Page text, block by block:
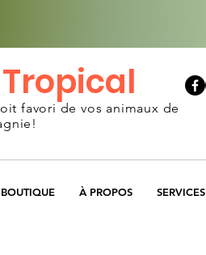
Tropical
favori de vos animaux de
BOUTIQUE À PROPOS SERVICES